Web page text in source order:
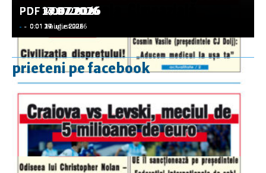
PDF 3.08.2026
- - 0:01 3 august 2026
PDF 29.07.2026
- - 0:01 29 iulie 2026
PDF 27.07.2026
- - 0:01 27 iulie 2026
PDF 17.07.2026
- - 0:01 17 iulie 2026
PDF 14.07.2026
- - 0:01 14 iulie 2026
prieteni pe facebook